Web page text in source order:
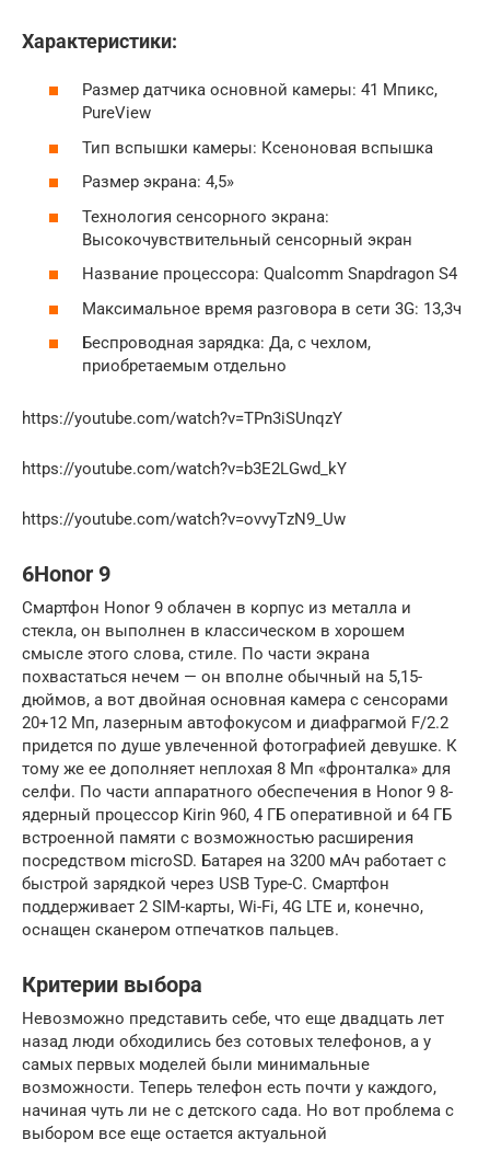
Характеристики:
Размер датчика основной камеры: 41 Мпикс,
PureView
Тип вспышки камеры: Ксеноновая вспышка
Размер экрана: 4,5»
Технология сенсорного экрана:
Высокочувствительный сенсорный экран
Название процессора: Qualcomm Snapdragon S4
Максимальное время разговора в сети 3G: 13,3ч
Беспроводная зарядка: Да, с чехлом,
приобретаемым отдельно
https://youtube.com/watch?v=TPn3iSUnqzY
https://youtube.com/watch?v=b3E2LGwd_kY
https://youtube.com/watch?v=ovvyTzN9_Uw
6Honor 9
Смартфон Honor 9 облачен в корпус из металла и
стекла, он выполнен в классическом в хорошем
смысле этого слова, стиле. По части экрана
похвастаться нечем — он вполне обычный на 5,15-
дюймов, а вот двойная основная камера с сенсорами
20+12 Мп, лазерным автофокусом и диафрагмой F/2.2
придется по душе увлеченной фотографией девушке. К
тому же ее дополняет неплохая 8 Мп «фронталка» для
селфи. По части аппаратного обеспечения в Honor 9 8-
ядерный процессор Kirin 960, 4 ГБ оперативной и 64 ГБ
встроенной памяти с возможностью расширения
посредством microSD. Батарея на 3200 мАч работает с
быстрой зарядкой через USB Type-C. Смартфон
поддерживает 2 SIM-карты, Wi-Fi, 4G LTE и, конечно,
оснащен сканером отпечатков пальцев.
Критерии выбора
Невозможно представить себе, что еще двадцать лет
назад люди обходились без сотовых телефонов, а у
самых первых моделей были минимальные
возможности. Теперь телефон есть почти у каждого,
начиная чуть ли не с детского сада. Но вот проблема с
выбором все еще остается актуальной